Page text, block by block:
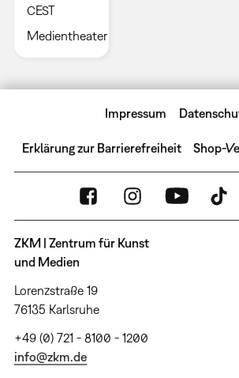
CEST
Medientheater
Impressum
Erklärung zur Barrierefreiheit Shop-
ZKM | Zentrum für Kunst
und Medien
Lorenzstraße 19
76135 Karlsruhe
+49 (0) 721 - 8100 - 1200
info@zkm.de